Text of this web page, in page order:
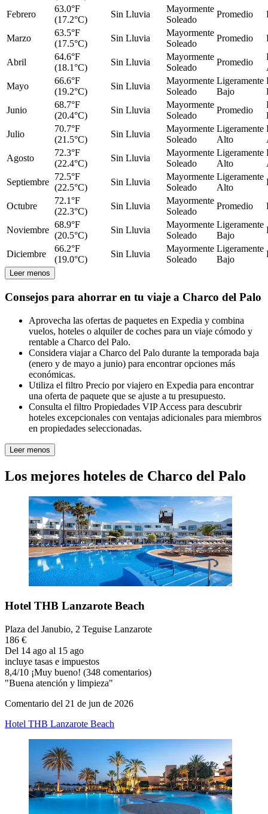
Febrero
63.0°F
(17.2°C)
Sin Lluvia
Mayormente
Soleado
Promedio
Marzo
63.5°F
(17.5°C)
Sin Lluvia
Mayormente
Soleado
Promedio
Abril
64.6°F
(18.1°C)
Sin Lluvia
Mayormente
Soleado
Promedio
Mayo
66.6°F
(19.2°C)
Sin Lluvia
Mayormente
Soleado
Ligeramente
Bajo
Junio
68.7°F
(20.4°C)
Sin Lluvia
Mayormente
Soleado
Promedio
Julio
70.7°F
(21.5°C)
Sin Lluvia
Mayormente
Soleado
Ligeramente
Alto
Agosto
72.3°F
(22.4°C)
Sin Lluvia
Mayormente
Soleado
Ligeramente
Alto
Septiembre
72.5°F
(22.5°C)
Sin Lluvia
Mayormente
Soleado
Ligeramente
Alto
Octubre
72.1°F
(22.3°C)
Sin Lluvia
Mayormente
Soleado
Promedio
Noviembre
68.9°F
(20.5°C)
Sin Lluvia
Mayormente
Soleado
Ligeramente
Bajo
Diciembre
66.2°F
(19.0°C)
Sin Lluvia
Mayormente
Soleado
Ligeramente
Bajo
Leer menos
Consejos para ahorrar en tu viaje a Charco del Palo
Aprovecha las ofertas de paquetes en Expedia y combina
vuelos, hoteles o alquiler de coches para un viaje cómodo y
rentable a Charco del Palo.
Considera viajar a Charco del Palo durante la temporada baja
(enero y de mayo a junio) para encontrar opciones más
económicas.
Utiliza el filtro Precio por viajero en Expedia para encontrar
una oferta de paquete que se ajuste a tu presupuesto.
Consulta el filtro Propiedades VIP Access para descubrir
hoteles excepcionales con ventajas adicionales para miembros
en propiedades seleccionadas.
Leer menos
Los mejores hoteles de Charco del Palo
Hotel THB Lanzarote Beach
Plaza del Janubio, 2 Teguise Lanzarote
186 €
Del 14 ago al 15 ago
incluye tasas e impuestos
8,4/10 ¡Muy bueno! (348 comentarios)
"Buena atención y limpieza"
Comentario del 21 de jun de 2026
Hotel THB Lanzarote Beach